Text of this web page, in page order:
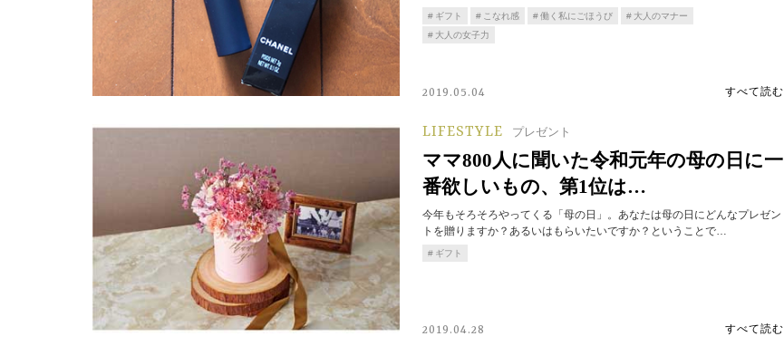
ギフト こなれ感 働く私にごほうび
大人のマナー
大人の女子力
2019.05.04 すべて読む
LIFESTYLE プレゼント
ママ800人に聞いた令和元年の母の日に一
番欲しいもの、第1位は…
今年もそろそろやってくる「母の日」。あなたは母の日にどんなプレゼン
トを贈りますか？あるいはもらいたいですか？ということで…
ギフト
2019.04.28 すべて読む